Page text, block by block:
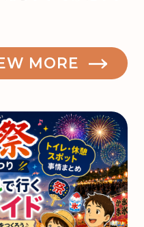
MORE